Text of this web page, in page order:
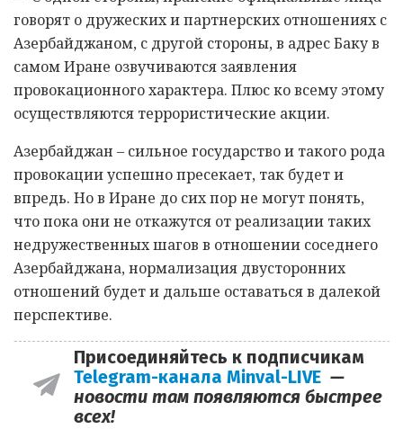
говорят о дружеских и партнерских отношениях с
Азербайджаном, с другой стороны, в адрес Баку в
самом Иране озвучиваются заявления
провокационного характера. Плюс ко всему этому
осуществляются террористические акции.
Азербайджан – сильное государство и такого рода
провокации успешно пресекает, так будет и
впредь. Но в Иране до сих пор не могут понять,
что пока они не откажутся от реализации таких
недружественных шагов в отношении соседнего
Азербайджана, нормализация двусторонних
отношений будет и дальше оставаться в далекой
перспективе.
Присоединяйтесь к подписчикам
Telegram-канала Minval-LIVE —
новости там появляются быстрее
всех!